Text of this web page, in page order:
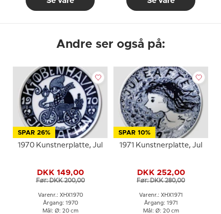
Andre ser også på:
SPAR 26%
1970 Kunstnerplatte, Jul
DKK 149,00
Før: DKK 200,00
Varenr.: XHX1970
Årgang: 1970
Mål: Ø: 20 cm
SPAR 10%
1971 Kunstnerplatte, Jul
DKK 252,00
Før: DKK 280,00
Varenr.: XHX1971
Årgang: 1971
Mål: Ø: 20 cm